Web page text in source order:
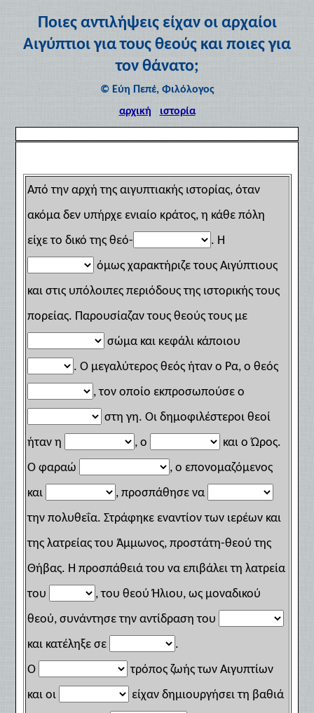
Ποιες αντιλήψεις είχαν οι αρχαίοι
Αιγύπτιοι για τους θεούς και ποιες για
τον θάνατο;
© Εύη Πεπέ, Φιλόλογος
αρχική
ιστορία
Από την αρχή της αιγυπτιακής ιστορίας, όταν
ακόμα δεν υπήρχε ενιαίο κράτος, η κάθε πόλη
είχε το δικό της θεό-
. Η
όμως χαρακτήριζε τους Αιγύπτιους
και στις υπόλοιπες περιόδους της ιστορικής τους
πορείας. Παρουσίαζαν τους θεούς τους με
σώμα και κεφάλι κάποιου
. Ο μεγαλύτερος θεός ήταν ο Ρα, ο θεός
, τον οποίο εκπροσωπούσε ο
στη γη. Οι δημοφιλέστεροι θεοί
ήταν η
, ο
και ο Ώρος.
Ο φαραώ
, ο επονομαζόμενος
και
, προσπάθησε να
την πολυθεΐα. Στράφηκε εναντίον των ιερέων και
της λατρείας του Άμμωνος, προστάτη-θεού της
Θήβας. Η προσπάθειά του να επιβάλει τη λατρεία
του
, του θεού Ήλιου, ως μοναδικού
θεού, συνάντησε την αντίδραση του
και κατέληξε σε
.
Ο
τρόπος ζωής των Αιγυπτίων
και οι
είχαν δημιουργήσει τη βαθιά